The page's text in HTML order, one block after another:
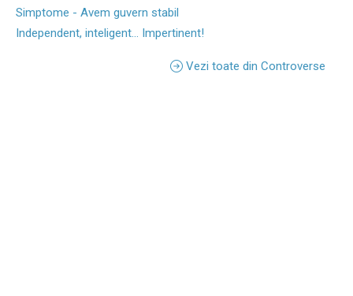
Simptome - Avem guvern stabil
Independent, inteligent... Impertinent!
Vezi toate din Controverse